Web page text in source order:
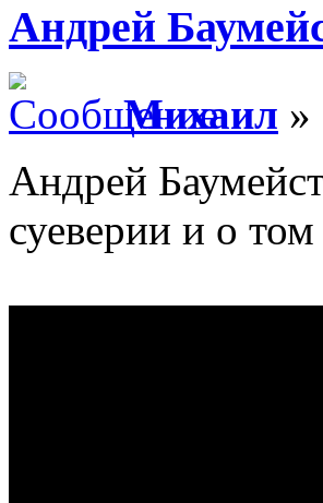
Андрей
Михаил »
Андрей
суеверии и о